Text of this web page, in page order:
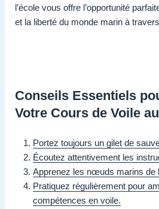
l’école vous offre l’opportunité
et la liberté du monde marin à
Conseils Essentiels
Votre Cours de Voile
Portez toujours un gilet de
Écoutez attentivement les
Apprenez les nœuds marins de
Pratiquez régulièrement pour
compétences en voile.